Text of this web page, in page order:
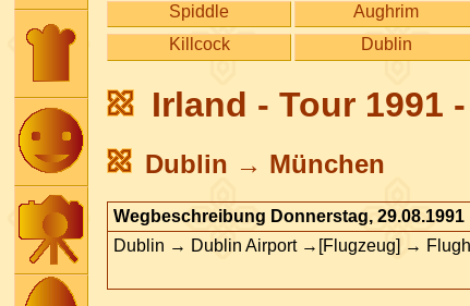
Spiddle
Aughrim
Killcock
Dublin
Irland - Tour 1991
Dublin → München
Wegbeschreibung Donnerstag, 29.08.1991
Dublin → Dublin Airport →[Flugzeug] →